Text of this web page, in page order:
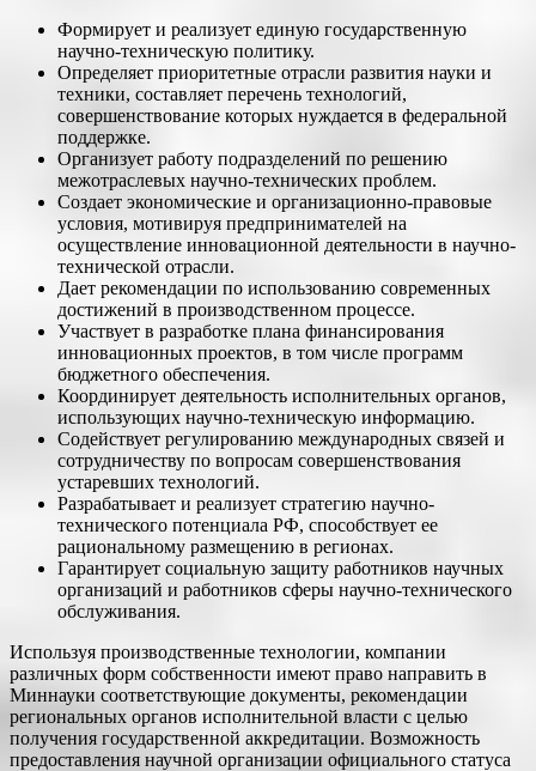
Формирует и реализует единую государственную
научно-техническую политику.
Определяет приоритетные отрасли развития науки и
техники, составляет перечень технологий,
совершенствование которых нуждается в федеральной
поддержке.
Организует работу подразделений по решению
межотраслевых научно-технических проблем.
Создает экономические и организационно-правовые
условия, мотивируя предпринимателей на
осуществление инновационной деятельности в научно-
технической отрасли.
Дает рекомендации по использованию современных
достижений в производственном процессе.
Участвует в разработке плана финансирования
инновационных проектов, в том числе программ
бюджетного обеспечения.
Координирует деятельность исполнительных органов,
использующих научно-техническую информацию.
Содействует регулированию международных связей и
сотрудничеству по вопросам совершенствования
устаревших технологий.
Разрабатывает и реализует стратегию научно-
технического потенциала РФ, способствует ее
рациональному размещению в регионах.
Гарантирует социальную защиту работников научных
организаций и работников сферы научно-технического
обслуживания.
Используя производственные технологии, компании
различных форм собственности имеют право направить в
Миннауки соответствующие документы, рекомендации
региональных органов исполнительной власти с целью
получения государственной аккредитации. Возможность
предоставления научной организации официального статуса